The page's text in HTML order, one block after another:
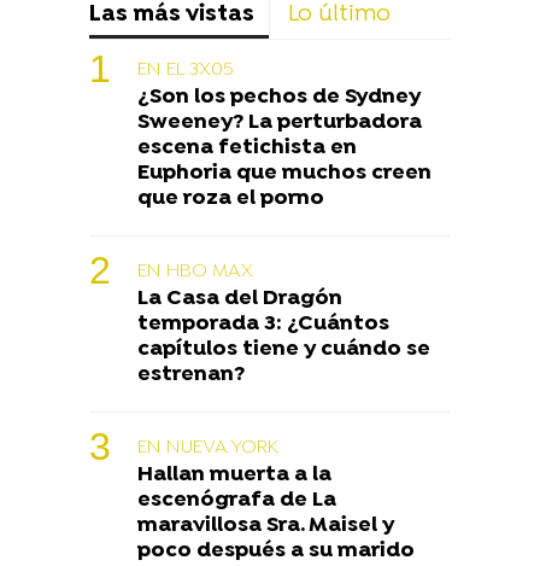
Las más vistas Lo último
EN EL 3X05
¿Son los pechos de Sydney
Sweeney? La perturbadora
escena fetichista en
Euphoria que muchos creen
que roza el porno
EN HBO MAX
La Casa del Dragón
temporada 3: ¿Cuántos
capítulos tiene y cuándo se
estrenan?
EN NUEVA YORK
Hallan muerta a la
escenógrafa de La
maravillosa Sra. Maisel y
poco después a su marido